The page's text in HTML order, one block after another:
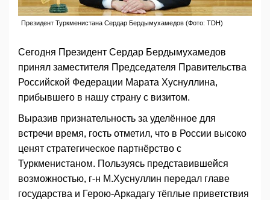
Президент Туркменистана Сердар Бердымухамедов (Фото: TDH)
Сегодня Президент Сердар Бердымухамедов
принял заместителя Председателя Правительства
Российской Федерации Марата Хуснуллина,
прибывшего в нашу страну с визитом.
Выразив признательность за уделённое для
встречи время, гость отметил, что в России высоко
ценят стратегическое партнёрство с
Туркменистаном. Пользуясь представившейся
возможностью, г-н М.Хуснуллин передал главе
государства и Герою-Аркадагу тёплые приветствия